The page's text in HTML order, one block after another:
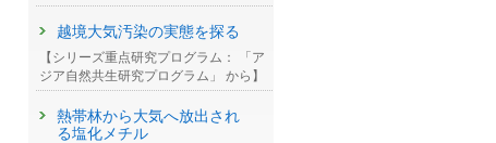
越境大気汚染の実態を探る
【シリーズ重点研究プログラム： 「ア
ジア自然共生研究プログラム」 から】
熱帯林から大気へ放出され
る塩化メチル